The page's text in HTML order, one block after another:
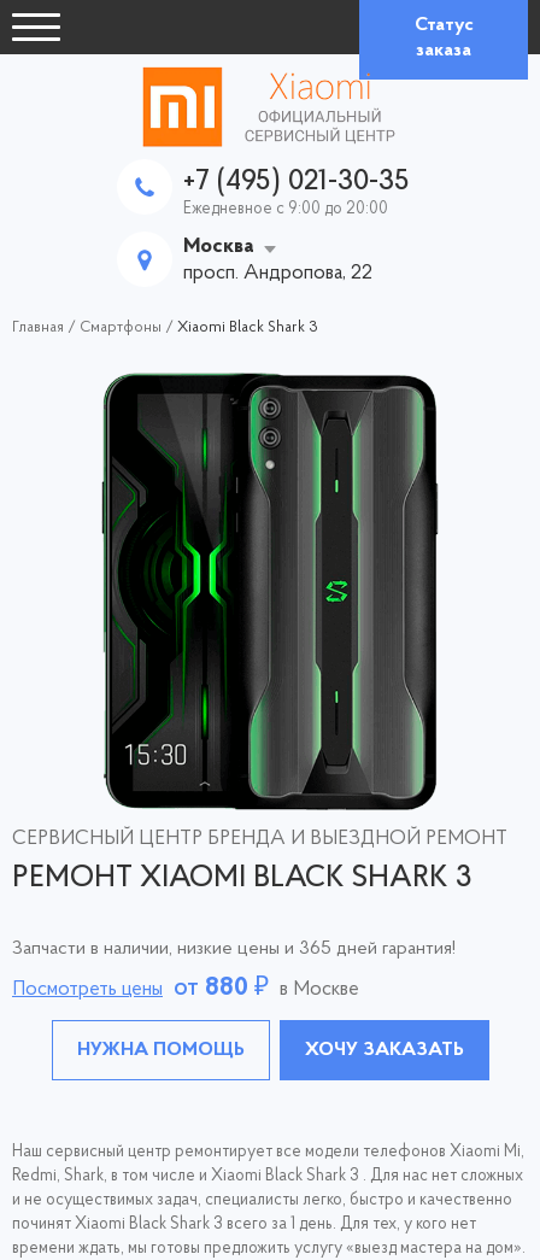
Статус
заказа
+7 (495) 021-30-35
Ежедневное с 9:00 до 20:00
Москва
просп. Андропова, 22
Главная / Смартфоны / Xiaomi Black Shark 3
СЕРВИСНЫЙ ЦЕНТР БРЕНДА И ВЫЕЗДНОЙ РЕМОНТ
РЕМОНТ XIAOMI BLACK SHARK 3
Запчасти в наличии, низкие цены и 365 дней гарантия!
Посмотреть цены от 880 ₽ в Москве
НУЖНА ПОМОЩЬ ХОЧУ ЗАКАЗАТЬ
Наш сервисный центр ремонтирует все модели телефонов Xiaomi Mi,
Redmi, Shark, в том числе и Xiaomi Black Shark 3 . Для нас нет сложных
и не осуществимых задач, специалисты легко, быстро и качественно
починят Xiaomi Black Shark 3 всего за 1 день. Для тех, у кого нет
времени ждать, мы готовы предложить услугу «выезд мастера на дом».